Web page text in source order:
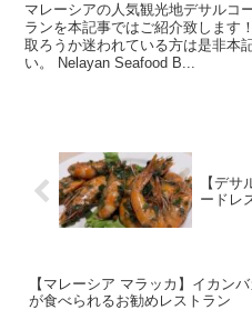
マレーシアの人気観光地デサルコ
ランを本記事ではご紹介致します
取ろうか迷われている方は是非本
い。 Nelayan Seafood B...
【デ
ードレ
【マレーシア マラッカ】イカン
が食べられるお勧めレストラン